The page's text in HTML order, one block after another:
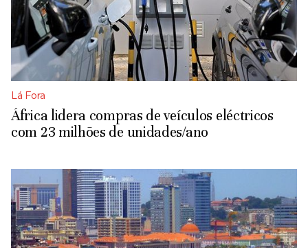
Lá Fora
África lidera compras de veículos eléctricos
com 23 milhões de unidades/ano